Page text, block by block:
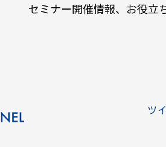
セミナー開催情報、お役立
ツ